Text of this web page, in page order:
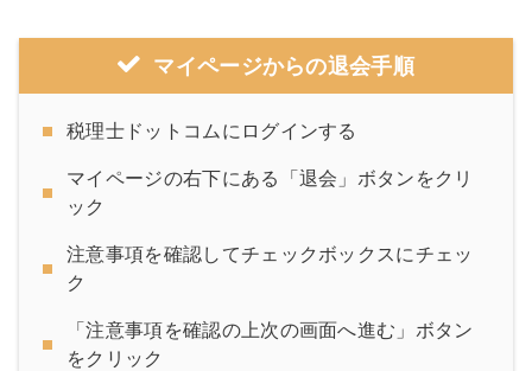
マイページからの退会手順
税理士ドットコムにログインする
マイページの右下にある「退会」ボタンをクリ
ック
注意事項を確認してチェックボックスにチェッ
ク
「注意事項を確認の上次の画面へ進む」ボタン
をクリック